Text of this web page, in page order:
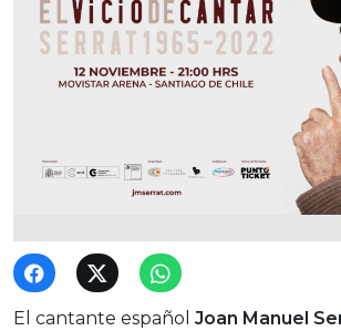
El cantante español Joan Manuel